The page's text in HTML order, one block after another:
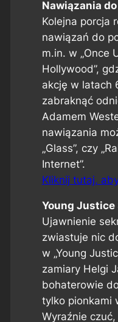
Nawiązania
Kolejna porcja
nawiązań do
m.in. w „Once
Hollywood”,
akcję w latach
zabraknąć
Adamem
nawiązania
„Glass”, czy
Internet”.
Kliknij tutaj,
Young Justice
Ujawnienie
zwiastuje nic
w „Young
zamiary Helgi
bohaterowie
tylko pionkami
Wyraźnie